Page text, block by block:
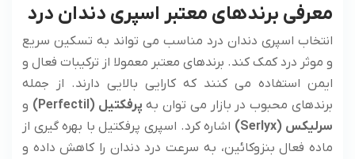
معرفی برندهای معتبر اسپری دندان درد
انتخاب اسپری دندان درد مناسب می ‌تواند به تسکین سریع
و موثر درد کمک کند. برندهای معتبر معمولا از ترکیبات فعال و
ایمن استفاده می ‌کنند که کارایی بالایی دارند. از جمله
برندهای محبوب در بازار می ‌توان به پرفکتیل (Perfectil)
و
سرلیکس (Serlyx)
اشاره کرد. اسپری پرفکتیل با بهره‌ گیری از
ماده فعال بنزوکائین، به سرعت درد دندان را کاهش داده و